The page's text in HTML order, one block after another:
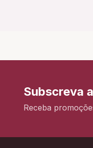
Subscreva
Receba